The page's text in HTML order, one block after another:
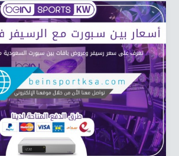
أسعار
بين
سبورت
مع
الرسيفر
في
السعودية